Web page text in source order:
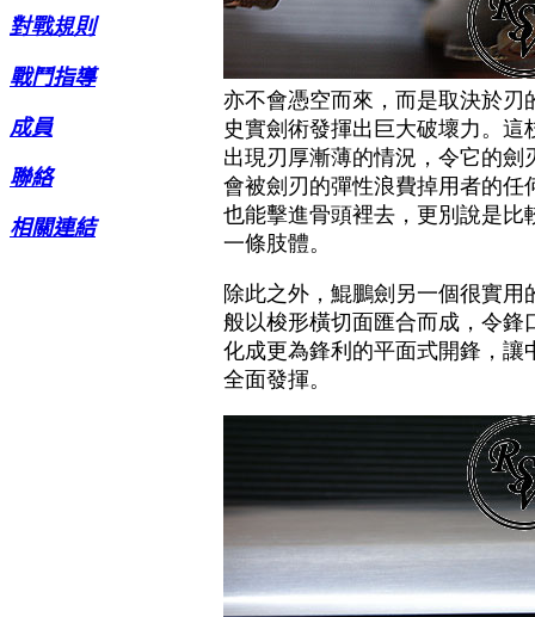
對戰規則
戰鬥指導
成員
聯絡
相關連結
亦不會憑空而來，而是取決於
史實劍術發揮出巨大破壞力。
出現刃厚漸薄的情況，令它的
會被劍刃的彈性浪費掉用者的
也能擊進骨頭裡去，更別說是
一條肢體。
除此之外，鯤鵬劍另一個很實
般以梭形橫切面匯合而成，令
化成更為鋒利的平面式開鋒，
全面發揮。